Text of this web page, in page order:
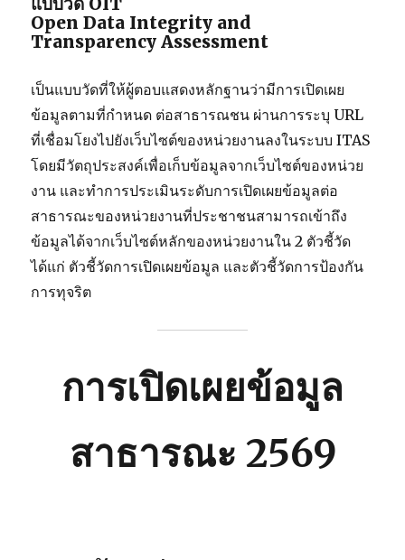
Open Data Integrity and
Transparency Assessment
เป็นแบบวัดที่ให้ผู้ตอบแสดงหลักฐานว่ามีการเปิดเผย
ข้อมูลตามที่กำหนด ต่อสาธารณชน ผ่านการระบุ URL
ที่เชื่อมโยงไปยังเว็บไซต์ของหน่วยงานลงในระบบ ITAS
โดยมีวัตถุประสงค์เพื่อเก็บข้อมูลจากเว็บไซต์ของหน่วย
งาน และทำการประเมินระดับการเปิดเผยข้อมูลต่อ
สาธารณะของหน่วยงานที่ประชาชนสามารถเข้าถึง
ข้อมูลได้จากเว็บไซต์หลักของหน่วยงานใน 2 ตัวชี้วัด
ได้แก่ ตัวชี้วัดการเปิดเผยข้อมูล และตัวชี้วัดการป้องกัน
การทุจริต
การเปิดเผยข้อมูล
สาธารณะ 2569